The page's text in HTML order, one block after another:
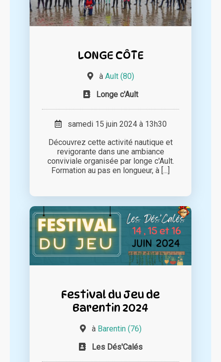
LONGE CÔTE
à Ault (80)
Longe c'Ault
samedi 15 juin 2024 à 13h30
Découvrez cette activité nautique et
revigorante dans une ambiance
conviviale organisée par longe c'Ault.
Formation au pas en longueur, à [...]
Festival du Jeu de
Barentin 2024
à Barentin (76)
Les Dés'Calés